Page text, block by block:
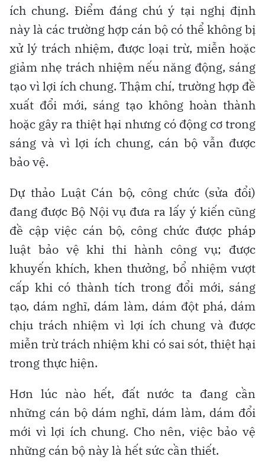
ích chung. Điểm đáng chú ý tại nghị định
này là các trường hợp cán bộ có thể không bị
xử lý trách nhiệm, được loại trừ, miễn hoặc
giảm nhẹ trách nhiệm nếu năng động, sáng
tạo vì lợi ích chung. Thậm chí, trường hợp đề
xuất đổi mới, sáng tạo không hoàn thành
hoặc gây ra thiệt hại nhưng có động cơ trong
sáng và vì lợi ích chung, cán bộ vẫn được
bảo vệ.
Dự thảo Luật Cán bộ, công chức (sửa đổi)
đang được Bộ Nội vụ đưa ra lấy ý kiến cũng
đề cập việc cán bộ, công chức được pháp
luật bảo vệ khi thi hành công vụ; được
khuyến khích, khen thưởng, bổ nhiệm vượt
cấp khi có thành tích trong đổi mới, sáng
tạo, dám nghĩ, dám làm, dám đột phá, dám
chịu trách nhiệm vì lợi ích chung và được
miễn trừ trách nhiệm khi có sai sót, thiệt hại
trong thực hiện.
Hơn lúc nào hết, đất nước ta đang cần
những cán bộ dám nghĩ, dám làm, dám đổi
mới vì lợi ích chung. Cho nên, việc bảo vệ
những cán bộ này là hết sức cần thiết.